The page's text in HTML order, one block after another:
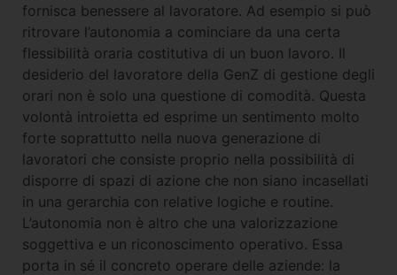
fornisca benessere al lavoratore. Ad esempio si può
ritrovare l’autonomia a cominciare da una certa
flessibilità oraria costitutiva di un buon lavoro. Il
desiderio del lavoratore della GenZ di gestione degli
orari non è solo una questione di comodità. Questa
volontà introietta ed esprime un sentimento molto
forte soprattutto nella nuova generazione di
lavoratori che consiste proprio nella possibilità di
disporre di spazi di azione che non siano incasellati
in una gerarchia con relative logiche e routine.
L’autonomia non è altro che una valorizzazione
soggettiva e un riconoscimento operativo. Essa
porta in sé il concreto operare delle aziende: la